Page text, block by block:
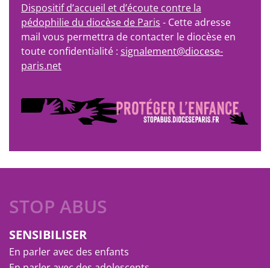
Dispositif d’accueil et d’écoute contre la
pédophilie du diocèse de Paris - Cette adresse
mail vous permettra de contacter le diocèse en
toute confidentialité : signalement@diocese-
paris.net
STOP ABUS
SENSIBILISER
En parler avec des enfants